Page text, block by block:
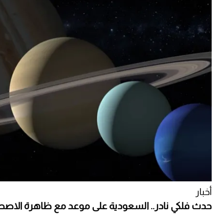
أخبار
حدث فلكي نادر.. السعودية على موعد مع ظاهرة